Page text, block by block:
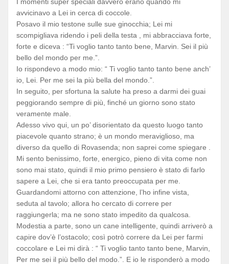
avvicinavo a Lei in cerca di coccole.
Posavo il mio testone sulle sue ginocchia; Lei mi
scompigliava ridendo i peli della testa , mi abbracciava forte,
forte e diceva : “Ti voglio tanto tanto bene, Marvin. Sei il più
bello del mondo per me.”.
Io rispondevo a modo mio: “ Ti voglio tanto tanto bene anch’
io, Lei. Per me sei la più bella del mondo.”.
In seguito, per sfortuna la salute ha preso a darmi dei guai
peggiorando sempre di più, finché un giorno sono stato
veramente male.
Adesso vivo qui, un po’ disorientato da questo luogo tanto
piacevole quanto strano; è un mondo meraviglioso, ma
diverso da quello di Rovasenda; non saprei come spiegare .
Mi sento benissimo, forte, energico, pieno di vita come non
sono mai stato, quindi il mio primo pensiero è stato di farlo
sapere a Lei, che si era tanto preoccupata per me.
Guardandomi attorno con attenzione, l’ho infine vista,
seduta al tavolo; allora ho cercato di correre per
raggiungerla; ma ne sono stato impedito da qualcosa.
Modestia a parte, sono un cane intelligente, quindi arriverò a
capire dov’è l’ostacolo; così potrò correre da Lei per farmi
coccolare e Lei mi dirà : “ Ti voglio tanto tanto bene, Marvin,
Per me sei il più bello del modo.”. E io le risponderò a modo